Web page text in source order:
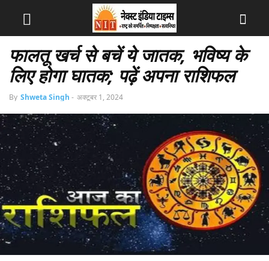
फालतू खर्च से बचें ये जातक, भविष्य के
लिए होगा घातक; पढ़ें अपना राशिफल
By Shweta Singh - अक्टूबर 1, 2024